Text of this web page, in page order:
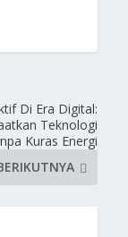
Di Era Digital:
Teknologi
Kuras Energi